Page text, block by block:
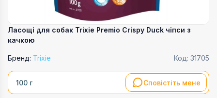
Ласощі для собак Trixie Premio Crispy Duck чіпси з
качкою
Бренд: Trixie Код: 31705
100 г Сповістіть мене